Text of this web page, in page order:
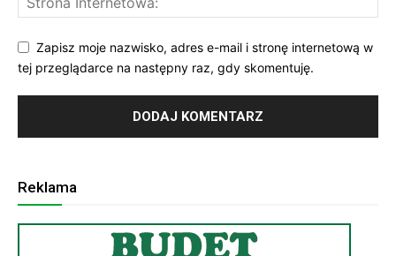
Zapisz moje nazwisko, adres e-mail i stronę internetową w
tej przeglądarce na następny raz, gdy skomentuję.
Reklama